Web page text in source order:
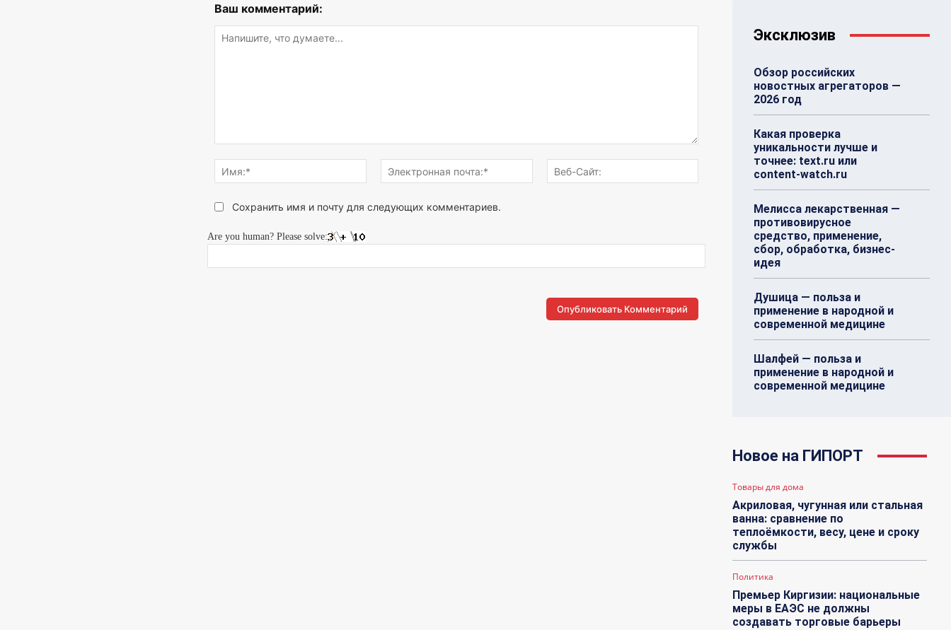
Ваш комментарий:
что
думаете...
Имя:*
Электронная
почта:*
Сохранить имя и почту для следующих комментариев.
Are you human? Please solve:
Эксклюзив
Обзор российских
новостных агрегаторов —
2026 год
Какая проверка
уникальности лучше и
точнее: text.ru или
content-watch.ru
Мелисса лекарственная —
противовирусное
средство, применение,
сбор, обработка, бизнес-
идея
Душица — польза и
применение в народной и
современной медицине
Шалфей — польза и
применение в народной и
современной медицине
Новое на ГИПОРТ
Товары для дома
Акриловая, чугунная или стальная
ванна: сравнение по
теплоёмкости, весу, цене и сроку
службы
Политика
Премьер Киргизии: национальные
меры в ЕАЭС не должны
создавать торговые барьеры